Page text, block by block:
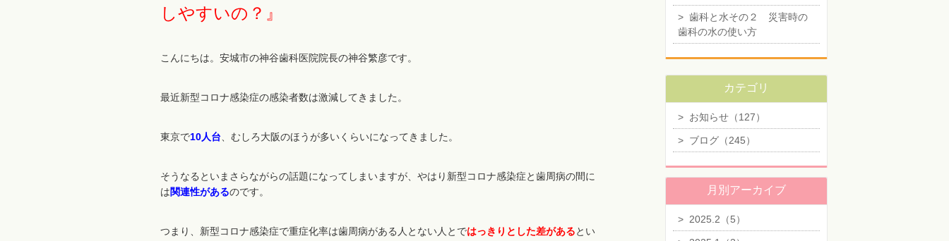
しやすいの？』
こんにちは。安城市の神谷歯科医院院長の神谷繁彦です。
最近新型コロナ感染症の感染者数は激減してきました。
東京で10人台 、むしろ大阪のほうが多いくらいになってきました。
そうなるといまさらながらの話題になってしまいますが、やはり新型コロナ感染症と歯周病の間に
は関連性があるのです。
つまり、新型コロナ感染症で重症化率は歯周病がある人とない人とではっきりとした差があるとい
> 歯科と水その２ 災害時の
歯科の水の使い方
カテゴリ
> お知らせ（127）
> ブログ（245）
月別アーカイブ
> 2025.2（5）